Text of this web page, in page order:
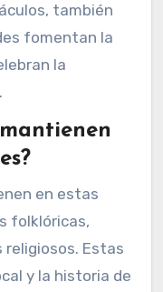
también
fomentan la
la
en estas
folklóricas,
Estas
y la historia de